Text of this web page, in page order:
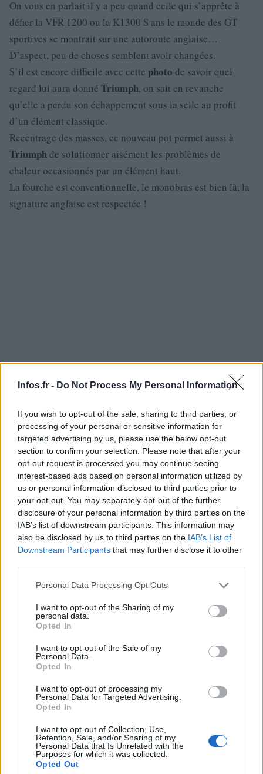
Infos.fr - Do Not Process My Personal Information
If you wish to opt-out of the sale, sharing to third parties, or
processing of your personal or sensitive information for
targeted advertising by us, please use the below opt-out
section to confirm your selection. Please note that after your
opt-out request is processed you may continue seeing
interest-based ads based on personal information utilized by
us or personal information disclosed to third parties prior to
your opt-out. You may separately opt-out of the further
disclosure of your personal information by third parties on the
IAB’s list of downstream participants. This information may
also be disclosed by us to third parties on the IAB’s List of
Downstream Participants that may further disclose it to other
Please note that this website/app uses one or more Google
not limited to your visit or usage behaviour. You may click to
grant or deny consent to Google and its third-party tags to
use your data for below specified purposes in below Google
consent section.
Personal Data Processing Opt Outs
I want to opt-out of the Sharing of my
personal data.
Opted In
I want to opt-out of the Sale of my
Personal Data.
Opted In
I want to opt-out of processing my
Personal Data for Targeted Advertising.
Opted In
I want to opt-out of Collection, Use,
Retention, Sale, and/or Sharing of my
Personal Data that Is Unrelated with the
Purposes for which it was collected.
Opted Out
On vous en parlait il y a peu quand celle qui s’apprête à
défier la VFR 1200 ou la K1300 S ans le monde des GT
sportives se montrait sur une autoroute anglaise…
D’aspect, peu de choses semblent avoir changées.
S’il est encore difficile avec cette photo de savoir quel
regard lui aura donné Triumph, on sait en revanche
qu’elle a perdu son échappement sous la selle au profit
d’un élément classique.
Recentrage des masses, ce nouveau pot permet aussi à
Triumphde solutionner aisément les problèmes de
chaleur occasionnés par un élément haut.
La fourche est conventionnelle, le monobras est bien là, la
signature anglaise est respectée !
AUTEUR
Infos.fr Unit
À lire aussi